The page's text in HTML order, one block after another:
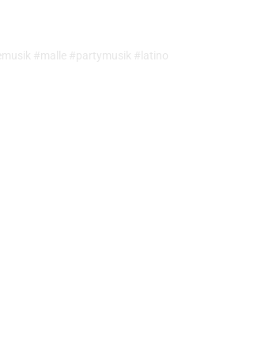
#malle #partymusik #latino